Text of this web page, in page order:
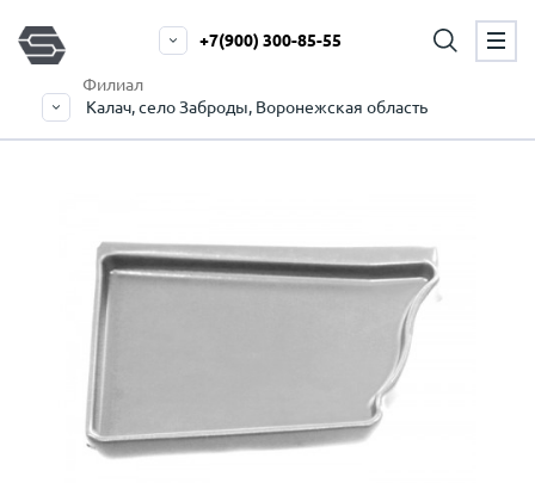
Филиал
Калач, село Заброды, Воронежская область
+7(900) 300-85-55